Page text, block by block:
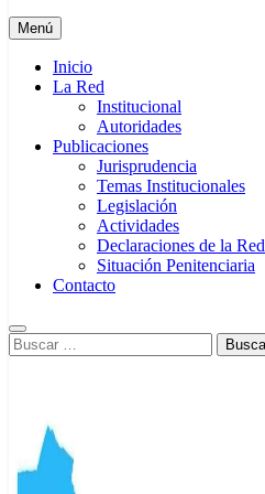
Menú
Inicio
La Red
Institucional
Autoridades
Publicaciones
Jurisprudencia
Temas Institucionales
Legislación
Actividades
Declaraciones de la Red
Situación Penitenciaria
Contacto
Buscar: